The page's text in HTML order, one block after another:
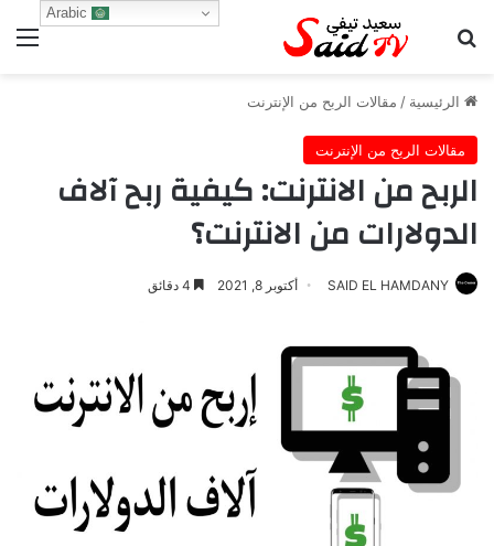
بحث عن
الرئيسية / مقالات الربح من الإنترنت
مقالات الربح من الإنترنت
الربح من الانترنت: كيفية ربح آلاف
الدولارات من الانترنت؟
SAID EL HAMDANY أكتوبر 8, 2021